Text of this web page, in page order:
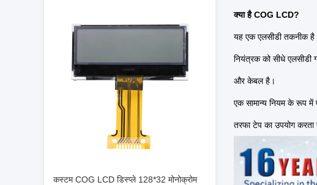
कस्टम COG LCD डिस्प्ले 128*32 मोनोक्रोम
क्या है COG LCD?
यह एक एलसीडी तकनीक है
नियंत्रक को सीधे एलसीडी
और केबल है।
एक सामान्य नियम के रूप
तरफा टेप का उपयोग